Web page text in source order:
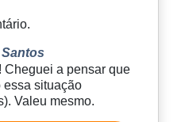
Cheguei a pensar que
essa situação
Valeu mesmo.